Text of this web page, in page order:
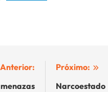
Anterior:
Próximo:
Narcoestado